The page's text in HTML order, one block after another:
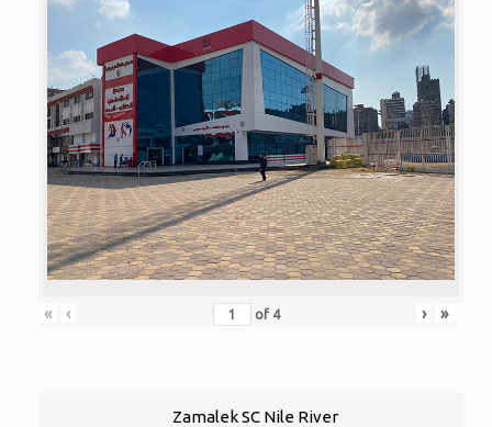
« ‹ of 4 › »
Zamalek SC Nile River